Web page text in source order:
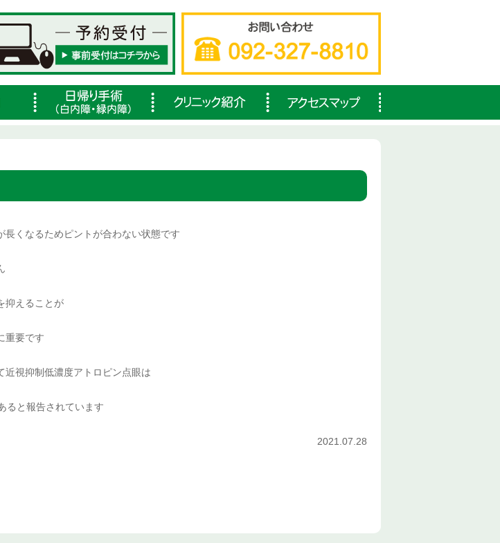
長くなるためピントが合わない状態です
抑えることが
重要です
近視抑制低濃度アトロピン点眼は
ると報告されています
2021.07.28